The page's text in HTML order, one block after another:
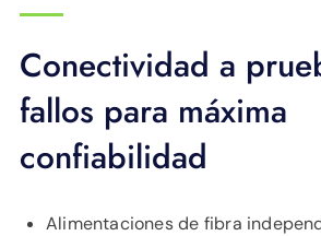
Conectividad a
fallos para máxima
confiabilidad
Alimentaciones de fibra